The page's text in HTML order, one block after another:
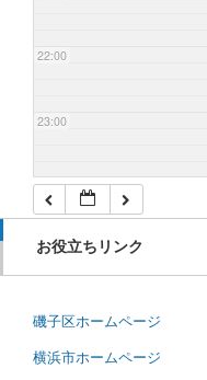
22:00
23:00
お役立ちリンク
磯子区ホームページ
横浜市ホームページ